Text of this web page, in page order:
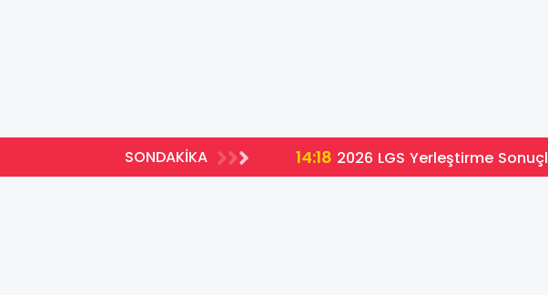
SONDAKİKA 14:18 2026 LGS Yerleştirme